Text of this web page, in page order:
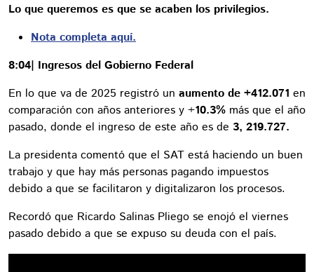
Lo que queremos es que se acaben los privilegios.
Nota completa aquí.
8:04| Ingresos del Gobierno Federal
En lo que va de 2025 registró un aumento de +412.071 en
comparación con años anteriores y +10.3% más que el año
pasado, donde el ingreso de este año es de 3, 219.727.
La presidenta comentó que el SAT está haciendo un buen
trabajo y que hay más personas pagando impuestos
debido a que se facilitaron y digitalizaron los procesos.
Recordó que Ricardo Salinas Pliego se enojó el viernes
pasado debido a que se expuso su deuda con el país.